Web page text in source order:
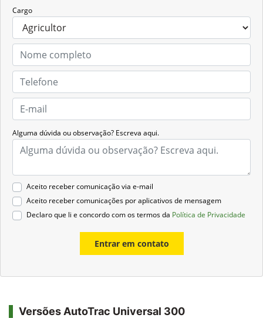
Cargo
Alguma dúvida ou observação? Escreva aqui.
Aceito receber comunicação via e-mail
Aceito receber comunicações por aplicativos de mensagem
Declaro que li e concordo com os termos da Política de Privacidade
Entrar em contato
Versões AutoTrac Universal 300